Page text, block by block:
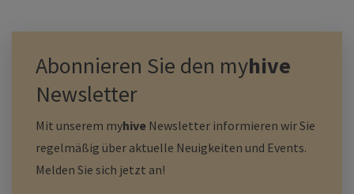
Abonnieren Sie den myhive
Newsletter
Mit unserem myhive Newsletter informieren wir Sie
regelmäßig über aktuelle Neuigkeiten und Events.
Melden Sie sich jetzt an!